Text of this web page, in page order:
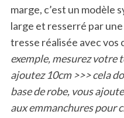
marge, c’est un modèle
large et resserré par
tresse réalisée avec vos
exemple, mesurez votre
ajoutez 10cm >>> cela
base de robe, vous
aux emmanchures pour